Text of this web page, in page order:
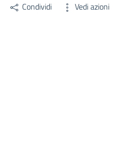
Condividi Vedi azioni